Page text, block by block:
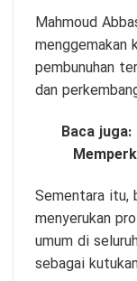
Mahmoud
menggemakan
pembunuhan
dan
Baca juga:
Sementara itu,
menyerukan
umum di
sebagai